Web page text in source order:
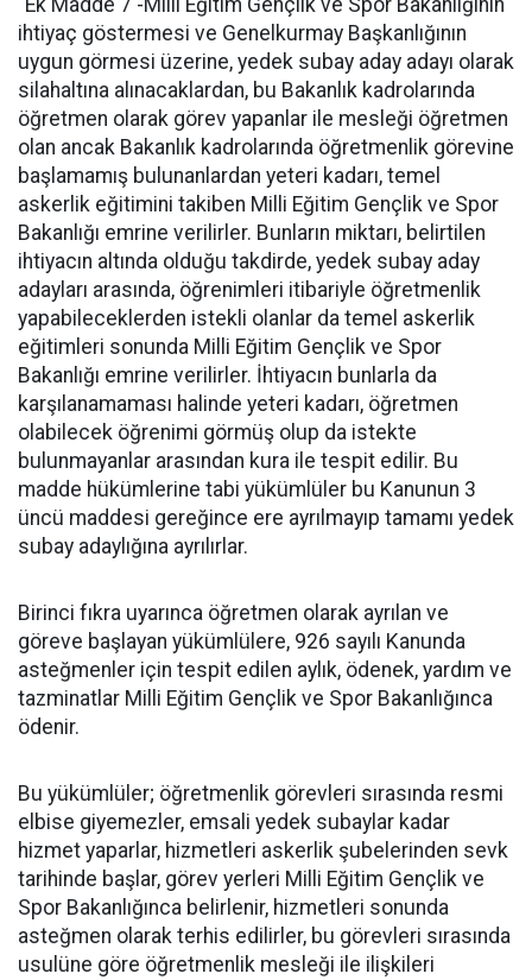
"Ek Madde 7 -Milli Eğitim Gençlik ve Spor Bakanlığının
ihtiyaç göstermesi ve Genelkurmay Başkanlığının
uygun görmesi üzerine, yedek subay aday adayı olarak
silahaltına alınacaklardan, bu Bakanlık kadrolarında
öğretmen olarak görev yapanlar ile mesleği öğretmen
olan ancak Bakanlık kadrolarında öğretmenlik görevine
başlamamış bulunanlardan yeteri kadarı, temel
askerlik eğitimini takiben Milli Eğitim Gençlik ve Spor
Bakanlığı emrine verilirler. Bunların miktarı, belirtilen
ihtiyacın altında olduğu takdirde, yedek subay aday
adayları arasında, öğrenimleri itibariyle öğretmenlik
yapabileceklerden istekli olanlar da temel askerlik
eğitimleri sonunda Milli Eğitim Gençlik ve Spor
Bakanlığı emrine verilirler. İhtiyacın bunlarla da
karşılanamaması halinde yeteri kadarı, öğretmen
olabilecek öğrenimi görmüş olup da istekte
bulunmayanlar arasından kura ile tespit edilir. Bu
madde hükümlerine tabi yükümlüler bu Kanunun 3
üncü maddesi gereğince ere ayrılmayıp tamamı yedek
subay adaylığına ayrılırlar.
Birinci fıkra uyarınca öğretmen olarak ayrılan ve
göreve başlayan yükümlülere, 926 sayılı Kanunda
asteğmenler için tespit edilen aylık, ödenek, yardım ve
tazminatlar Milli Eğitim Gençlik ve Spor Bakanlığınca
ödenir.
Bu yükümlüler; öğretmenlik görevleri sırasında resmi
elbise giyemezler, emsali yedek subaylar kadar
hizmet yaparlar, hizmetleri askerlik şubelerinden sevk
tarihinde başlar, görev yerleri Milli Eğitim Gençlik ve
Spor Bakanlığınca belirlenir, hizmetleri sonunda
asteğmen olarak terhis edilirler, bu görevleri sırasında
usulüne göre öğretmenlik mesleği ile ilişkileri